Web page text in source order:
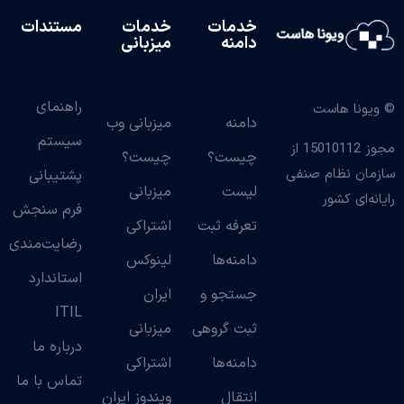
© ویونا هاست
مجوز 15010112 از
سازمان نظام صنفی
رایانه‌ای کشور
خدمات
دامنه
دامنه
چیست؟
لیست
تعرفه ثبت
دامنه‌ها
جستجو و
ثبت گروهی
دامنه‌ها
انتقال
خدمات
میزبانی
میزبانی وب
چیست؟
میزبانی
اشتراکی
لینوکس
ایران
میزبانی
اشتراکی
ویندوز ایران
مستندات
راهنمای
سیستم
پشتیبانی
فرم سنجش
رضایت‌مندی
استاندارد
ITIL
درباره ما
تماس با ما